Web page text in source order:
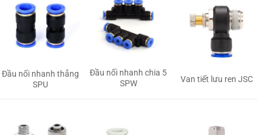
Đầu nối nhanh thẳng
SPU
Đầu nối nhanh chia 5
SPW
Van tiết lưu ren JSC